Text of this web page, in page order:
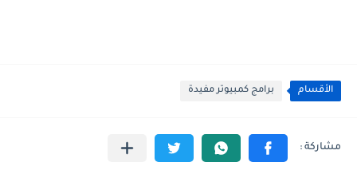
الأقسام برامج كمبيوتر مفيدة